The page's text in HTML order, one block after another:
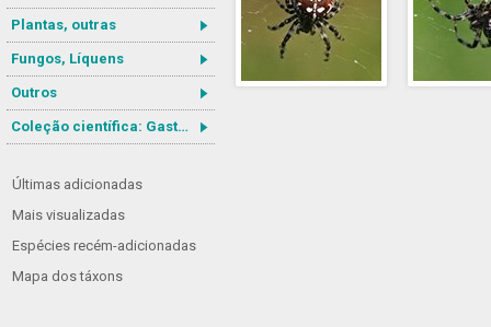
Plantas, outras
Fungos, Líquens
Outros
Coleção científica: Gastrotricha
Últimas adicionadas
Mais visualizadas
Espécies recém-adicionadas
Mapa dos táxons